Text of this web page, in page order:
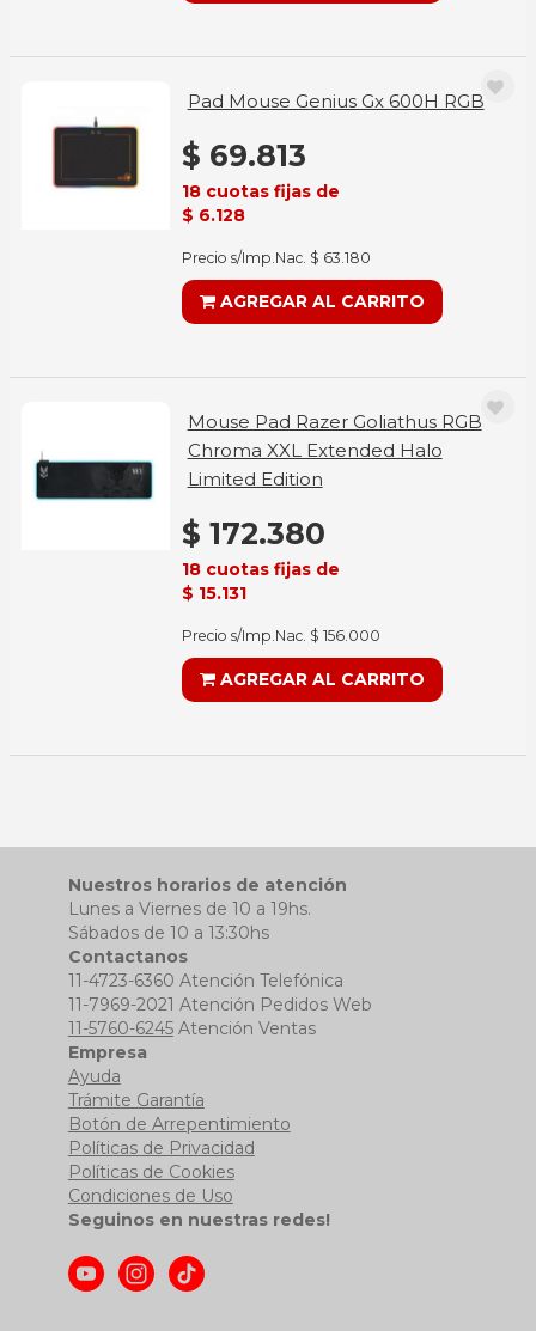
Pad Mouse Genius Gx 600H RGB
$ 69.813
18 cuotas fijas de
$ 6.128
Precio s/Imp.Nac. $ 63.180
AGREGAR AL CARRITO
Mouse Pad Razer Goliathus RGB
Chroma XXL Extended Halo
Limited Edition
$ 172.380
18 cuotas fijas de
$ 15.131
Precio s/Imp.Nac. $ 156.000
AGREGAR AL CARRITO
Nuestros horarios de atención
Lunes a Viernes de 10 a 19hs.
Sábados de 10 a 13:30hs
Contactanos
11-4723-6360 Atención Telefónica
11-7969-2021 Atención Pedidos Web
11-5760-6245Atención Ventas
Empresa
Ayuda
Trámite Garantía
Botón de Arrepentimiento
Políticas de Privacidad
Políticas de Cookies
Condiciones de Uso
Seguinos en nuestras redes!